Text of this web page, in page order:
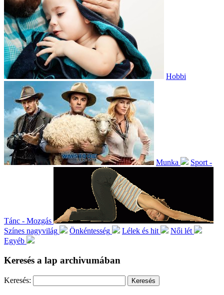
Hobbi
Munka Sport -
Tánc - Mozgás
Színes nagyvilág
Önkéntesség Lélek és hit
Női lét
Egyéb
Keresés a lap archivumában
Keresés: